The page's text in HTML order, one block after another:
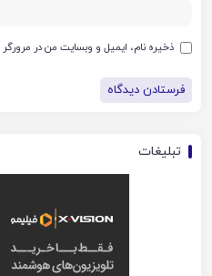
ذخیره نام، ایمیل و وبسایت من در
تبلیغات